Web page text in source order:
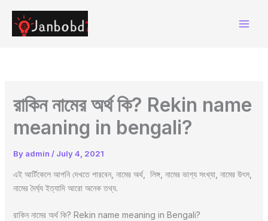
content
রাকিন নামের অর্থ কি? Rekin name
meaning in bengali?
By admin / July 4, 2021
এই আর্টিকেলে আপনি দেখতে পারবেন, নামের অর্থ, লিঙ্গ, নামের ভাগ্য সংখ্যা, নামের উৎস,
নামের দৈর্ঘ্য ইত্যাদি আরো অনেক তথ্য.
রাকিন নামের অর্থ কি? Rekin name meaning in Bengali?